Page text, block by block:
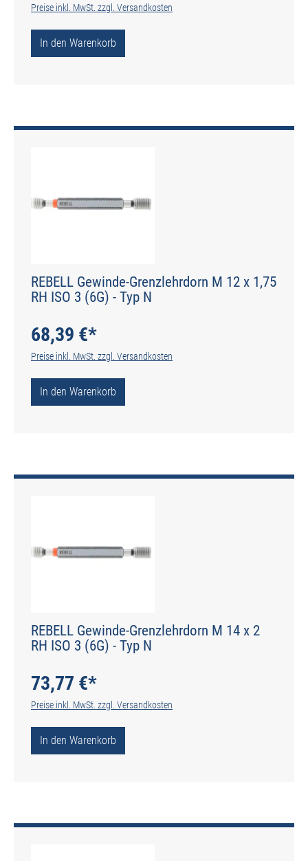
Preise inkl. MwSt. zzgl. Versandkosten
In den Warenkorb
REBELL Gewinde-Grenzlehrdorn M 12 x 1,75
RH ISO 3 (6G) - Typ N
68,39 €*
Preise inkl. MwSt. zzgl. Versandkosten
In den Warenkorb
REBELL Gewinde-Grenzlehrdorn M 14 x 2
RH ISO 3 (6G) - Typ N
73,77 €*
Preise inkl. MwSt. zzgl. Versandkosten
In den Warenkorb